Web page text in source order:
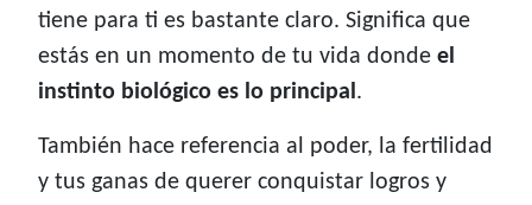
tiene para ti es bastante claro. Significa que
estás en un momento de tu vida donde el
instinto biológico es lo principal.
También hace referencia al poder, la fertilidad
y tus ganas de querer conquistar logros y